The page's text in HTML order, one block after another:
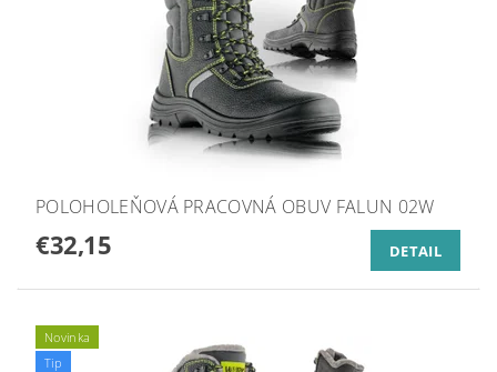
POLOHOLEŇOVÁ PRACOVNÁ OBUV FALUN 02W
€32,15 DETAIL
Novinka
Tip